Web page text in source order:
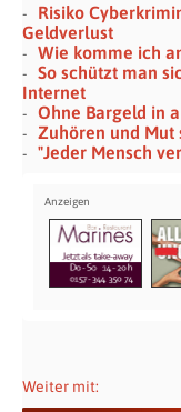
Risiko
Geldverlust
Wie komme ich
So schützt man
Internet
Ohne Bargeld in
Zuhören und Mut
"Jeder Mensch
Weiter mit: